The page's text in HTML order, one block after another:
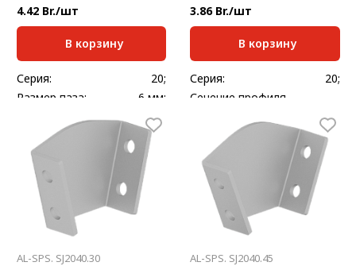
4.42 Br./шт
В корзину
Серия:
20;
Размер паза:
6 мм;
0,014
3.86 Br./шт
В корзину
Серия:
20;
Сечение профиля,
Масса, кг/шт:
0,024
AL-SPS. SJ2040.30
AL-SPS. SJ2040.45